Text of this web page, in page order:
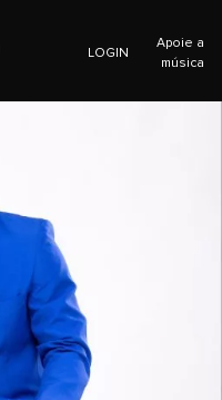
LOGIN
Apoie a
música